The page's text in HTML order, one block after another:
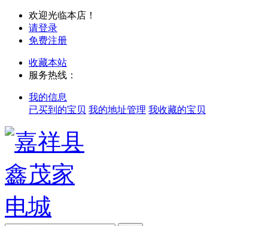
欢迎光临本店！
请登录
免费注册
收藏本站
服务热线：
我的信息
已买到的宝贝 我的地址管理 我收藏的宝贝